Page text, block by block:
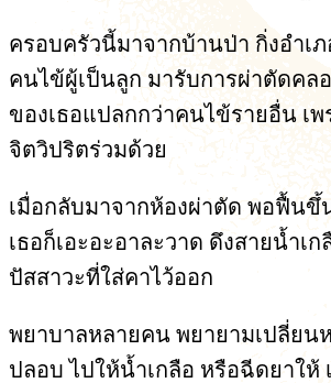
ครอบครัวนี้มาจากบ้านป่า กิ่งอำเ
คนไข้ผู้เป็นลูก มารับการผ่าตัดคล
ของเธอแปลกกว่าคนไข้รายอื่น เพ
จิตวิปริตร่วมด้วย
เมื่อกลับมาจากห้องผ่าตัด พอฟื้นขึ้
เธอก็เอะอะอาละวาด ดึงสายน้ำเ
ปัสสาวะที่ใส่คาไว้ออก
พยาบาลหลายคน พยายามเปลี่ยน
ปลอบ ไปให้น้ำเกลือ หรือฉีดยาให้